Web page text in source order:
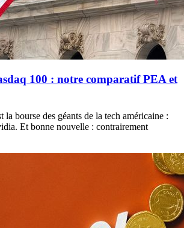
100 : notre comparatif PEA et
bourse des géants de la tech américaine :
Et bonne nouvelle : contrairement